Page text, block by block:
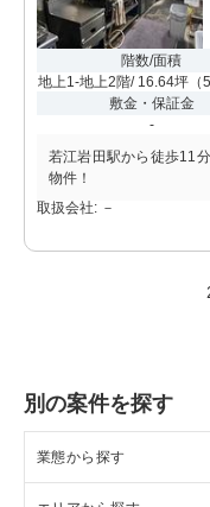
階数/面積
地上1-地上2階/ 16.64坪 （
敷金・保証金
-
若江岩田駅から徒歩11
物件！
取扱会社: －
別の案件を探す
業態から探す